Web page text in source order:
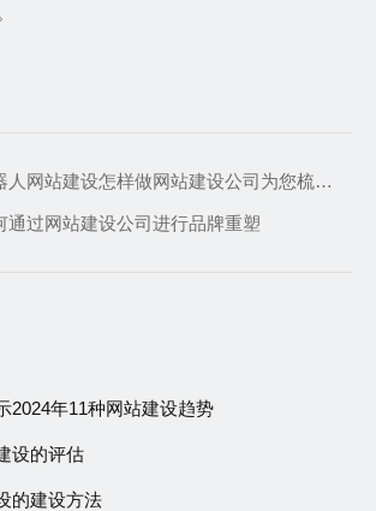
运输机器人网站建设怎样做网站建设公司为您梳理五大需求点
通过网站建设公司进行品牌重塑
2024年11种网站建设趋势
设的评估
的建设方法